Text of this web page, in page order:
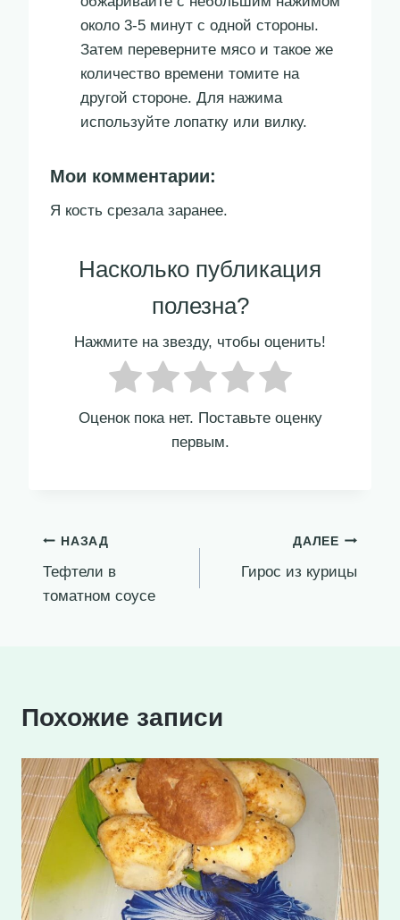
около 3-5 минут с одной стороны.
Затем переверните мясо и такое же
количество времени томите на
другой стороне. Для нажима
используйте лопатку или вилку.
Мои комментарии:
Я кость срезала заранее.
Насколько публикация
полезна?
Нажмите на звезду, чтобы оценить!
Оценок пока нет. Поставьте оценку
первым.
Навигация
по
НАЗАД
Тефтели в
томатном соусе
ДАЛЕЕ
Гирос из курицы
Похожие записи